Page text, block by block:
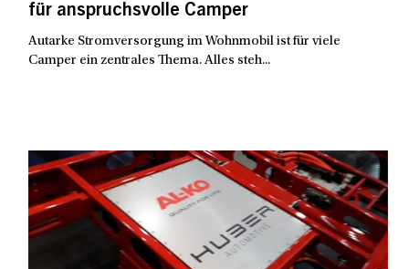
für anspruchsvolle Camper
Autarke Stromversorgung im Wohnmobil ist für viele
Camper ein zentrales Thema. Alles steh...